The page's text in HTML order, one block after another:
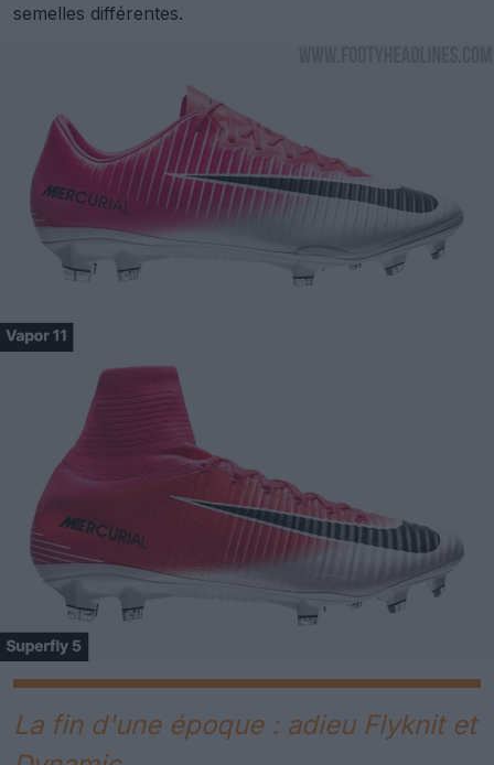
semelles différentes.
La fin d'une époque : adieu Flyknit et